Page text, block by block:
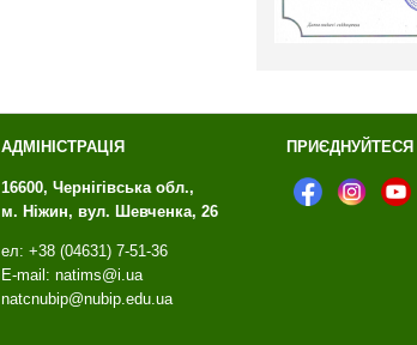
АДМІНІСТРАЦІЯ
16600, Чернігівська обл.,
м. Ніжин, вул. Шевченка, 26
ел: +38 (04631) 7-51-36
E-mail: natims@i.ua
natcnubip@nubip.edu.ua